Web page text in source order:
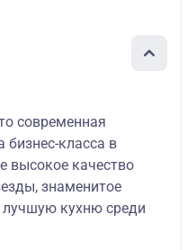
современная
бизнес-класса в
высокое качество
знаменитое
лучшую кухню среди